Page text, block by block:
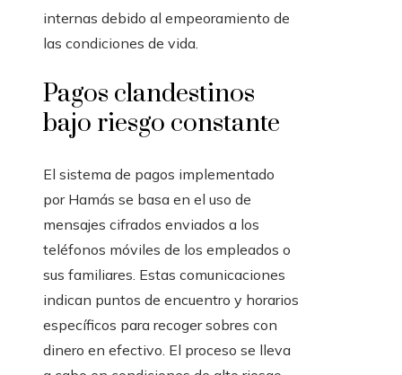
internas debido al empeoramiento de
las condiciones de vida.
Pagos clandestinos
bajo riesgo constante
El sistema de pagos implementado
por Hamás se basa en el uso de
mensajes cifrados enviados a los
teléfonos móviles de los empleados o
sus familiares. Estas comunicaciones
indican puntos de encuentro y horarios
específicos para recoger sobres con
dinero en efectivo. El proceso se lleva